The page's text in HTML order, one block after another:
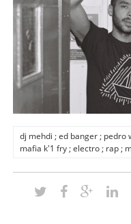
dj mehdi ; ed banger ; pedro
mafia k'1 fry ; electro ; rap ;